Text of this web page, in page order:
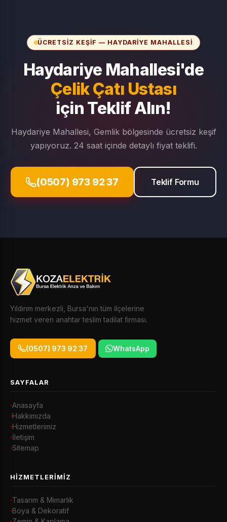
ÜCRETSIZ KEŞIF — HAYDARIYE MAHALLESI
Haydariye Mahallesi'de
Çelik Çatı Ustası
için Teklif Alın!
Haydariye Mahallesi, Gemlik bölgesinde ücretsiz keşif
yapıyoruz. 24 saat içinde detaylı fiyat teklifi.
(0507) 973 92 37 Teklif Formu
Yıldırım merkezli, Bursa'nın tüm ilçelerine
hizmet veren anahtar teslim tadilat firması.
(0507) 973 92 37 WhatsApp
SAYFALAR
Anasayfa
Hakkımızda
Hizmetlerimiz
İletişim
Sitemap
HIZMETLERIMIZ
Tasarım & Mimarlık
Boya & Dekoratif